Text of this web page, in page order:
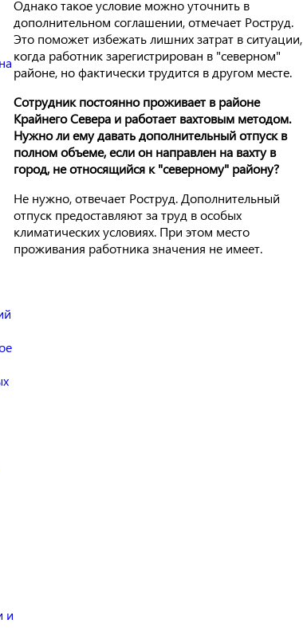
и
Однако такое условие можно уточнить в
дополнительном соглашении, отмечает Роструд.
Это поможет избежать лишних затрат в ситуации,
когда работник зарегистрирован в "северном"
районе, но фактически трудится в другом месте.
Сотрудник постоянно проживает в районе
Крайнего Севера и работает вахтовым методом.
Нужно ли ему давать дополнительный отпуск в
полном объеме, если он направлен на вахту в
город, не относящийся к "северному" району?
Не нужно, отвечает Роструд. Дополнительный
отпуск предоставляют за труд в особых
климатических условиях. При этом место
проживания работника значения не имеет.